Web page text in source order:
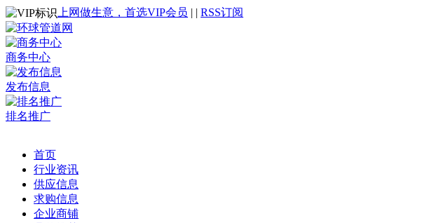
上网做生意，首选VIP会员 | | RSS订阅
商务中心
发布信息
排名推广
首页
行业资讯
供应信息
求购信息
企业商铺